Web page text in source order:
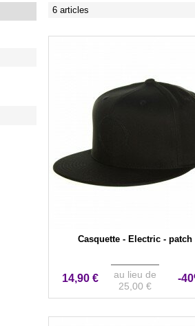
6 articles
Casquette - Electric - patch
14,90 €
au lieu de
25,00 €
-